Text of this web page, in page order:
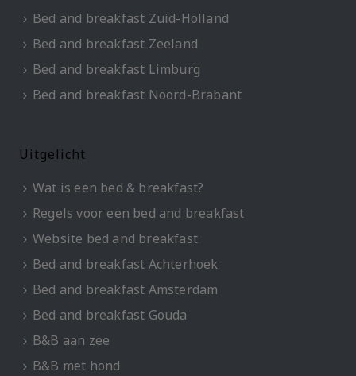
Bed and breakfast Zuid-Holland
Bed and breakfast Zeeland
Bed and breakfast Limburg
Bed and breakfast Noord-Brabant
Uitgelicht
Wat is een bed & breakfast?
Regels voor een bed and breakfast
Website bed and breakfast
Bed and breakfast Achterhoek
Bed and breakfast Amsterdam
Bed and breakfast Gouda
B&B aan zee
B&B met hond